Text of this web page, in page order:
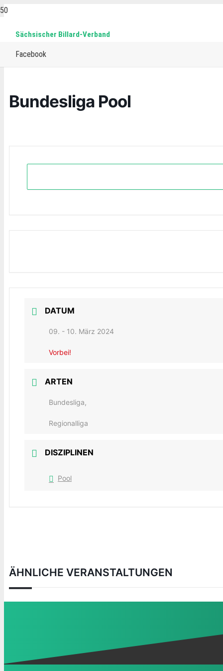
Sächsischer Billard-Verband
Facebook
Bundesliga Pool
DATUM
09. - 10. März 2024
Vorbei!
ARTEN
Bundesliga,
Regionalliga
DISZIPLINEN
Pool
ÄHNLICHE VERANSTALTUNGEN